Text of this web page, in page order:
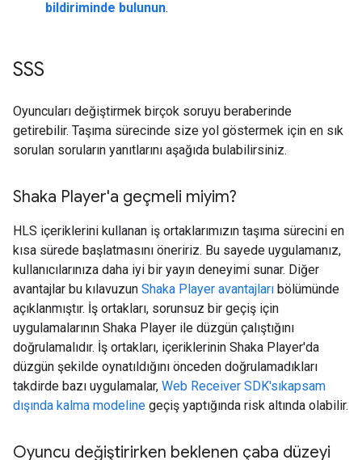
bildiriminde bulunun.
SSS
Oyuncuları değiştirmek birçok soruyu beraberinde
getirebilir. Taşıma sürecinde size yol göstermek için en sık
sorulan soruların yanıtlarını aşağıda bulabilirsiniz.
Shaka Player'a geçmeli miyim?
HLS içeriklerini kullanan iş ortaklarımızın taşıma sürecini en
kısa sürede başlatmasını öneririz. Bu sayede uygulamanız,
kullanıcılarınıza daha iyi bir yayın deneyimi sunar. Diğer
avantajlar bu kılavuzun Shaka Player avantajları bölümünde
açıklanmıştır. İş ortakları, sorunsuz bir geçiş için
uygulamalarının Shaka Player ile düzgün çalıştığını
doğrulamalıdır. İş ortakları, içeriklerinin Shaka Player'da
düzgün şekilde oynatıldığını önceden doğrulamadıkları
takdirde bazı uygulamalar, Web Receiver SDK'sıkapsam
dışında kalma modeline geçiş yaptığında risk altında olabilir.
Oyuncu değiştirirken beklenen çaba düzeyi